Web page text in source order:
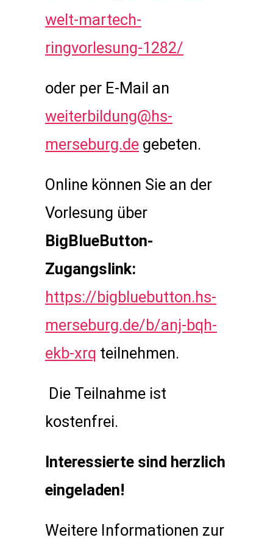
welt-martech-
ringvorlesung-1282/
oder per E-Mail an
weiterbildung@hs-
merseburg.de gebeten.
Online können Sie an der
Vorlesung über
BigBlueButton-
Zugangslink:
https://bigbluebutton.hs-
merseburg.de/b/anj-bqh-
ekb-xrq teilnehmen.
Die Teilnahme ist
kostenfrei.
Interessierte sind herzlich
eingeladen!
Weitere Informationen zur